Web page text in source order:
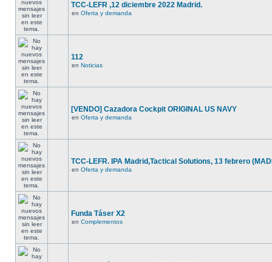
TCC-LEFR ,12 diciembre 2022 Madrid.
en Oferta y demanda
112
en Noticias
[VENDO] Cazadora Cockpit ORIGINAL US NAVY
en Oferta y demanda
TCC-LEFR. IPA Madrid,Tactical Solutions, 13 febrero
en Oferta y demanda
Funda Táser X2
en Complementos